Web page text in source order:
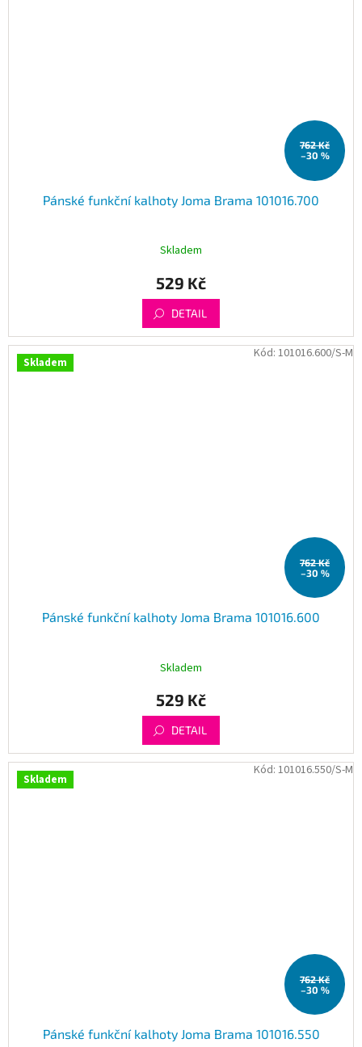
762 Kč
–30 %
Pánské funkční kalhoty Joma Brama 101016.700
Skladem
529 Kč
DETAIL
Skladem
762 Kč
–30 %
Pánské funkční kalhoty Joma Brama 101016.600
Skladem
529 Kč
DETAIL
Kód: 101016.600/S-M
Skladem
762 Kč
–30 %
Pánské funkční kalhoty Joma Brama 101016.550
Kód: 101016.550/S-M